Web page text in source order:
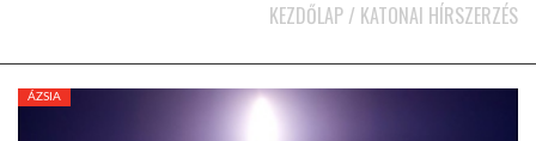
HÍR3D
KEZDŐLAP / KATONAI HÍRSZERZÉS
ÁZSIA